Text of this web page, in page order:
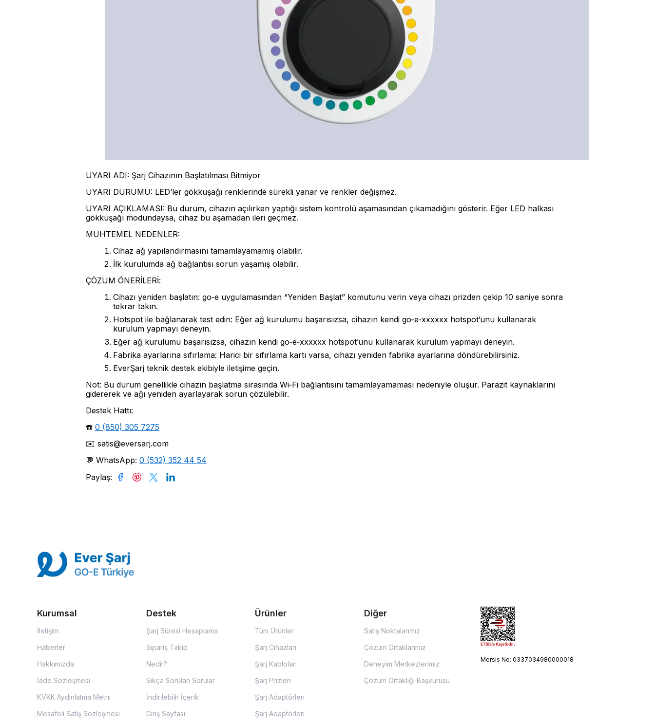
UYARI ADI: Şarj Cihazının Başlatılması Bitmiyor
UYARI DURUMU: LED’ler gökkuşağı renklerinde sürekli yanar ve renkler değişmez.
UYARI AÇIKLAMASI: Bu durum, cihazın açılırken yaptığı sistem kontrolü aşamasından çıkamadığını gösterir. Eğer LED halkası
gökkuşağı modundaysa, cihaz bu aşamadan ileri geçmez.
MUHTEMEL NEDENLER:
Cihaz ağ yapılandırmasını tamamlayamamış olabilir.
İlk kurulumda ağ bağlantısı sorun yaşamış olabilir.
ÇÖZÜM ÖNERİLERİ:
Cihazı yeniden başlatın: go‑e uygulamasından “Yeniden Başlat” komutunu verin veya cihazı prizden çekip 10 saniye sonra
tekrar takın.
Hotspot ile bağlanarak test edin: Eğer ağ kurulumu başarısızsa, cihazın kendi go‑e‑xxxxxx hotspot’unu kullanarak
kurulum yapmayı deneyin.
Eğer ağ kurulumu başarısızsa, cihazın kendi go‑e‑xxxxxx hotspot’unu kullanarak kurulum yapmayı deneyin.
Fabrika ayarlarına sıfırlama: Harici bir sıfırlama kartı varsa, cihazı yeniden fabrika ayarlarına döndürebilirsiniz.
EverŞarj teknik destek ekibiyle iletişime geçin.
Not: Bu durum genellikle cihazın başlatma sırasında Wi‑Fi bağlantısını tamamlayamaması nedeniyle oluşur. Parazit kaynaklarını
gidererek ve ağı yeniden ayarlayarak sorun çözülebilir.
Destek Hattı:
☎️ 0 (850) 305 7275
✉️ satis@eversarj.com
💬 WhatsApp: 0 (532) 352 44 54
Paylaş:
Kurumsal
İletişim
Haberler
Hakkımızda
İade Sözleşmesi
KVKK Aydınlatma Metni
Mesafeli Satış Sözleşmesi
Destek
Şarj Süresi Hesaplama
Sipariş Takip
Nedir?
Sıkça Sorulan Sorular
İndirilebilir İçerik
Giriş Sayfası
Ürünler
Tüm Ürünler
Şarj Cihazları
Şarj Kabloları
Şarj Prizleri
Şarj Adaptörleri
Şarj Adaptörleri
Diğer
Satış Noktalarımız
Çözüm Ortaklarımız
Deneyim Merkezlerimiz
Çözüm Ortaklığı Başvurusu
Mersis No: 0337034980000018